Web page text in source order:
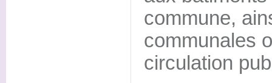
commune,
communales
circulation